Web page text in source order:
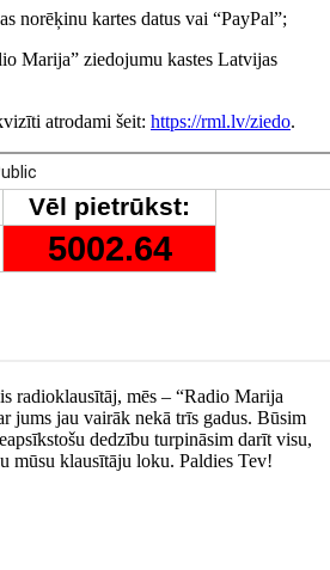
norēķinu kartes datus vai “PayPal”;
Marija” ziedojumu kastes Latvijas
atrodami šeit: https://rml.lv/ziedo.
radioklausītāj, mēs – “Radio Marija
jums jau vairāk nekā trīs gadus. Būsim
dedzību turpināsim darīt visu,
mūsu klausītāju loku. Paldies Tev!